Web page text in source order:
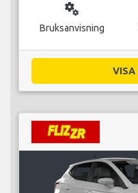
miscellaneous_services
Bruksanvisning
VISA